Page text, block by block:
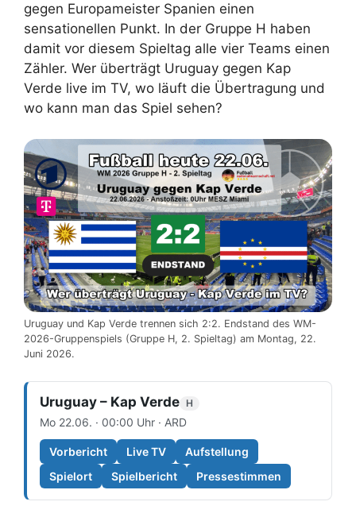
gegen Europameister Spanien einen
sensationellen Punkt. In der Gruppe H haben
damit vor diesem Spieltag alle vier Teams einen
Zähler. Wer überträgt Uruguay gegen Kap
Verde live im TV, wo läuft die Übertragung und
wo kann man das Spiel sehen?
Uruguay und Kap Verde trennen sich 2:2. Endstand des WM-
2026-Gruppenspiels (Gruppe H, 2. Spieltag) am Montag, 22.
Juni 2026.
Uruguay – Kap Verde H
Mo 22.06. · 00:00 Uhr · ARD
Vorbericht Live TV
Aufstellung
Spielort
Spielbericht Pressestimmen